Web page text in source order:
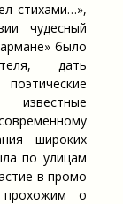
стихами…»,
чудесный
было
дать
широких
по улицам
в промо
прохожим о